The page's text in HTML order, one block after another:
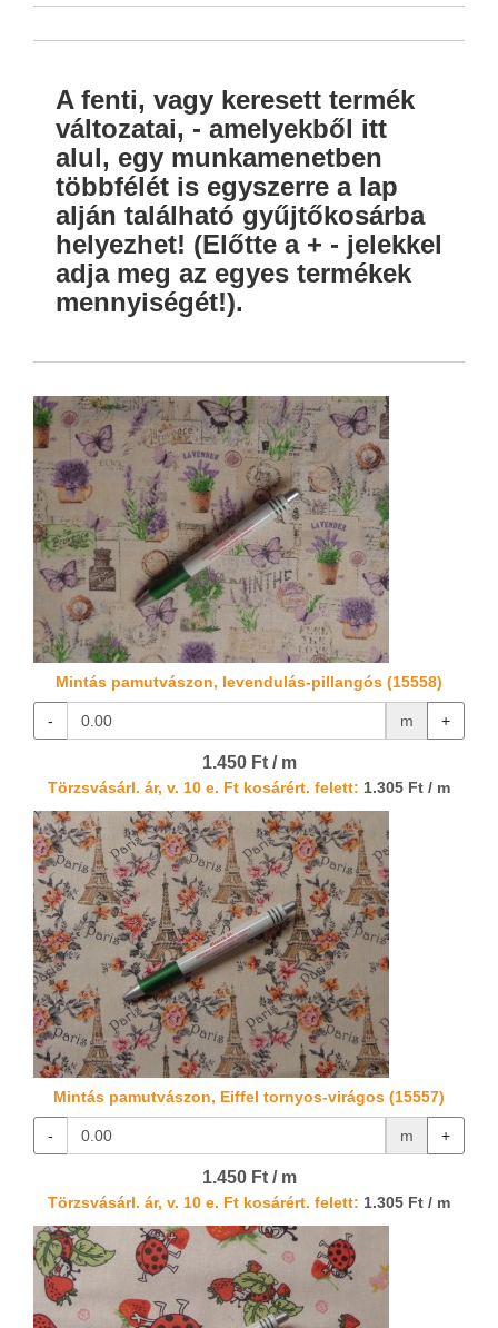
A fenti, vagy keresett termék
változatai, - amelyekből itt
alul, egy munkamenetben
többfélét is egyszerre a lap
alján található gyűjtőkosárba
helyezhet! (Előtte a + - jelekkel
adja meg az egyes termékek
mennyiségét!).
Mintás pamutvászon, levendulás-pillangós (15558)
- m +
1.450 Ft / m
Törzsvásárl. ár, v. 10 e. Ft kosárért. felett: 1.305 Ft / m
Mintás pamutvászon, Eiffel tornyos-virágos (15557)
- m +
1.450 Ft / m
Törzsvásárl. ár, v. 10 e. Ft kosárért. felett: 1.305 Ft / m